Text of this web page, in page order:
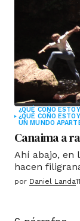
¿QUÉ COÑO
¿QUÉ COÑO
UN MUNDO
Canaima a
Ahí abajo, en
hacen
árboles del
exóticas y el
por Daniel Landa